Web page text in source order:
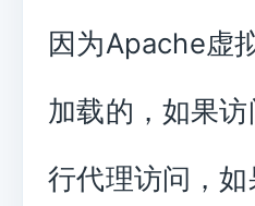
因为Apache虚
加载的，如果
行代理访问，